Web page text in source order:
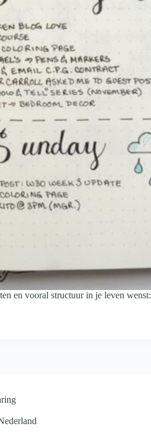
en vooral structuur in je leven wenst: